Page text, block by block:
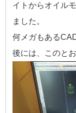
イトからオイル
ました。
何メガもある
後には、このと